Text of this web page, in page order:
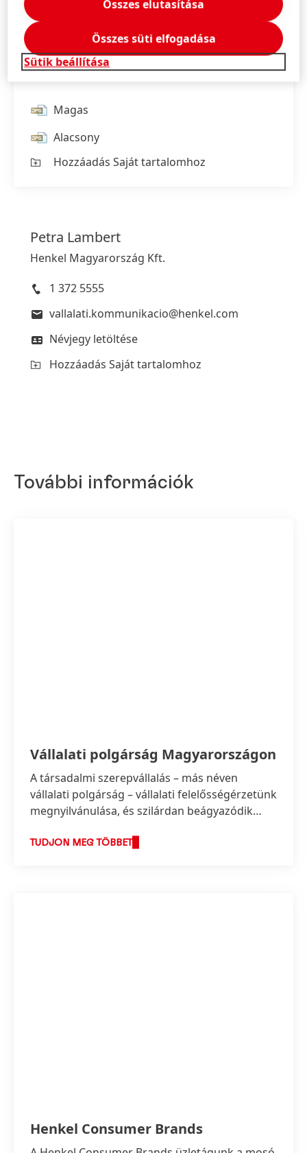
Mattyasovszky-Zsolnay Bence ügyvezető
igazgató Piros orr Bohócdoktorok és Maurizio
Salvaggio Henkel Magyarország Consumer
Brands üzletág igazgató
Magas
Alacsony
Hozzáadás Saját tartalomhoz
Petra Lambert
Henkel Magyarország Kft.
1 372 5555
vallalati.kommunikacio@henkel.com
Névjegy letöltése
Hozzáadás Saját tartalomhoz
További információk
Vállalati polgárság Magyarországon
A társadalmi szerepvállalás – más néven
vállalati polgárság – vállalati felelősségérzetünk
megnyilvánulása, és szilárdan beágyazódik
TUDJON MEG TÖBBET
Henkel Consumer Brands
Sütik beállítása
Összes elutasítása
Összes süti elfogadása